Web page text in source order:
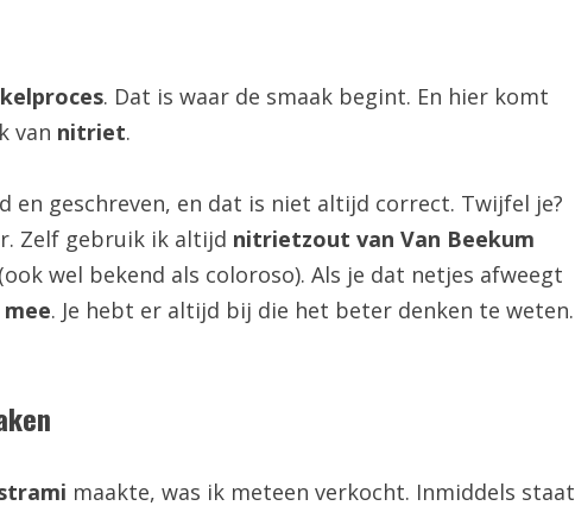
. Dat is waar de smaak begint. En hier komt
van nitriet.
en geschreven, en dat is niet altijd correct. Twijfel je?
Zelf gebruik ik altijd nitrietzout van Van Beekum
wel bekend als coloroso). Als je dat netjes afweegt
. Je hebt er altijd bij die het beter denken te weten.
maakte, was ik meteen verkocht. Inmiddels staat